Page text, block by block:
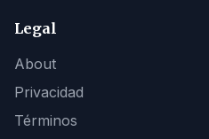
Legal
About
Privacidad
Términos